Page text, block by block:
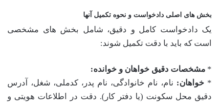
بخش های اصلی دادخواست و نحوه تکمیل آنها
یک دادخواست کامل و دقیق، شامل بخش های مشخصی
است که باید با دقت تکمیل شوند:
* مشخصات دقیق خواهان و خوانده:
* خواهان: نام، نام خانوادگی، نام پدر، کدملی، شغل، آدرس
دقیق محل سکونت (یا دفتر کار). دقت در اطلاعات هویتی و